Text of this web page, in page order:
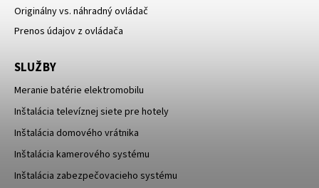
Originálny vs. náhradný ovládač
Prenos údajov z ovládača
SLUŽBY
Meranie batérie elektromobilu
Inštalácia televíznej siete pre hotely
Inštalácia domového vrátnika
Inštalácia kamerového systému
Inštalácia zabezpečovacieho systému